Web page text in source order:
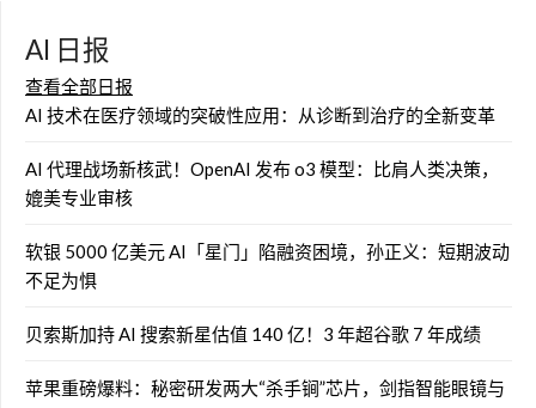
AI 日报
查看全部日报
AI 技术在医疗领域的突破性应用：从诊断到治疗的全新变革
AI 代理战场新核武！OpenAI 发布 o3 模型：比肩人类决策，
媲美专业审核
软银 5000 亿美元 AI「星门」陷融资困境，孙正义：短期波动
不足为惧
贝索斯加持 AI 搜索新星估值 140 亿！3 年超谷歌 7 年成绩
苹果重磅爆料：秘密研发两大“杀手锏”芯片，剑指智能眼镜与